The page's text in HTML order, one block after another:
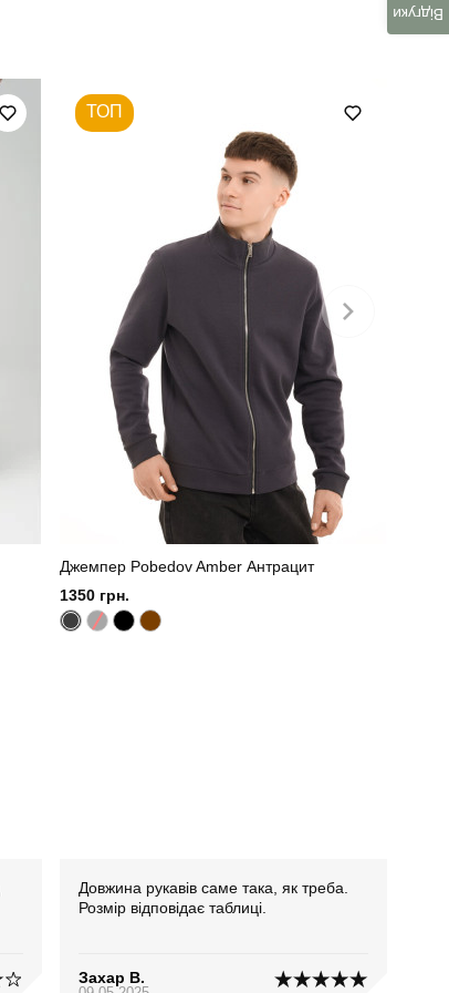
україна
ТОП
Джемпер Pobedov Amber Антрацит
1350 грн.
Відгуки
Довжина рукавів саме така, як треба.
Розмір відповідає таблиці.
Захар В.